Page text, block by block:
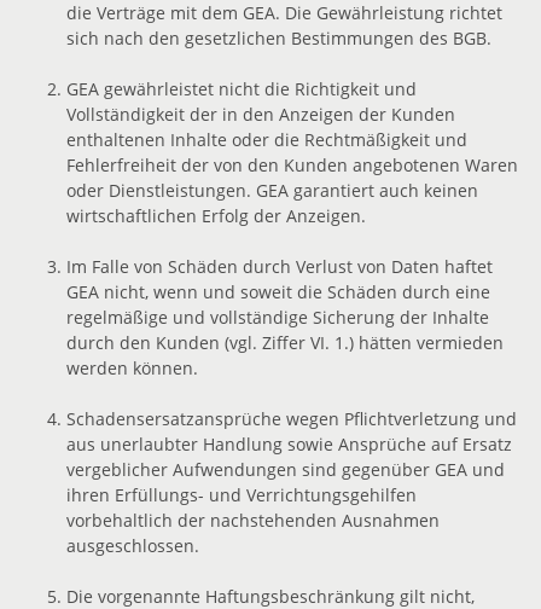
die Verträge mit dem GEA. Die Gewährleistung richtet
sich nach den gesetzlichen Bestimmungen des BGB.
GEA gewährleistet nicht die Richtigkeit und
Vollständigkeit der in den Anzeigen der Kunden
enthaltenen Inhalte oder die Rechtmäßigkeit und
Fehlerfreiheit der von den Kunden angebotenen Waren
oder Dienstleistungen. GEA garantiert auch keinen
wirtschaftlichen Erfolg der Anzeigen.
Im Falle von Schäden durch Verlust von Daten haftet
GEA nicht, wenn und soweit die Schäden durch eine
regelmäßige und vollständige Sicherung der Inhalte
durch den Kunden (vgl. Ziffer VI. 1.) hätten vermieden
werden können.
Schadensersatzansprüche wegen Pflichtverletzung und
aus unerlaubter Handlung sowie Ansprüche auf Ersatz
vergeblicher Aufwendungen sind gegenüber GEA und
ihren Erfüllungs- und Verrichtungsgehilfen
vorbehaltlich der nachstehenden Ausnahmen
ausgeschlossen.
Die vorgenannte Haftungsbeschränkung gilt nicht,